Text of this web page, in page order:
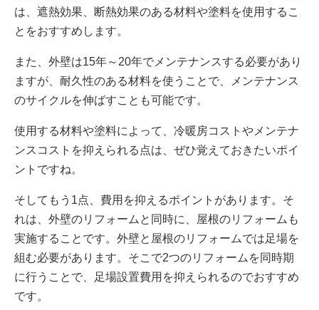
は、遮熱効果、断熱効果のある材料や塗料を使用するこ
とをおすすめします。
また、外壁は15年～20年でメンテナンスする必要があり
ますが、耐久性のある材料を使うことで、メンテナンス
のサイクルを伸ばすことも可能です。
使用する材料や塗料によって、冷暖房コストやメンテナ
ンスコストを抑えられる点は、ぜひ覚えておきたいポイ
ントですね。
そしてもう1点、費用を抑えるポイントがあります。そ
れは、外壁のリフォームと同時に、屋根のリフォームも
実施することです。外壁と屋根のリフォームでは足場を
組む必要があります。そこで2つのリフォームを同時期
に行うことで、足場設置費用を抑えられるのでおすすめ
です。